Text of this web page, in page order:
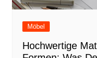
Möbel
Hochwertige